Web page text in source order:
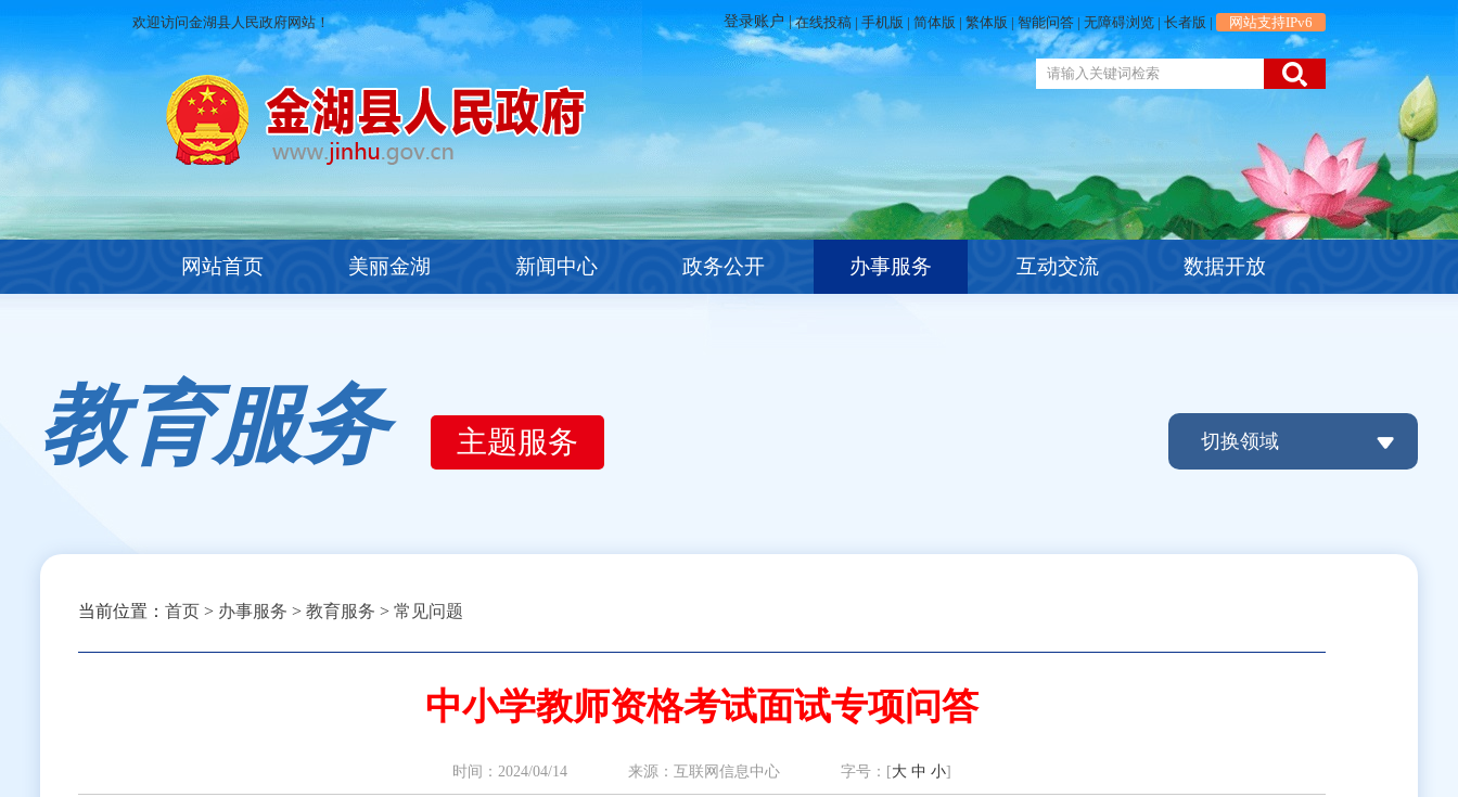
欢迎访问金湖县人民政府网站！ 在线投稿 | 手机版 | 简体版 | 繁体版 | 智能问答 | 无障碍浏览 | 长者版 | 网站支持IPv6
网站首页 美丽金湖 新闻中心 政务公开 办事服务 互动交流 数据开放
教育服务 主题服务 切换领域
当前位置： 首页 > 办事服务 > 教育服务 > 常见问题
中小学教师资格考试面试专项问答
时间：2024/04/14 来源： 互联网信息中心 字号：[大 中 小]